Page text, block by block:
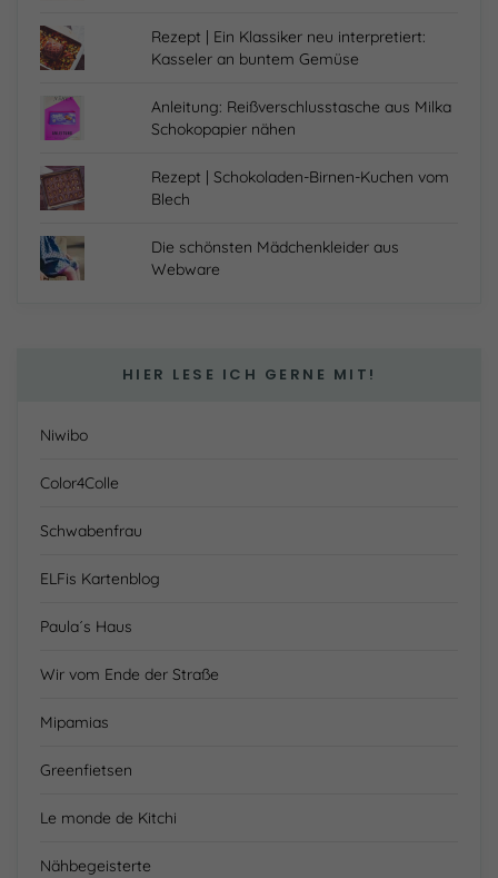
Rezept | Ein Klassiker neu interpretiert:
Kasseler an buntem Gemüse
Anleitung: Reißverschlusstasche aus Milka
Schokopapier nähen
Rezept | Schokoladen-Birnen-Kuchen vom
Blech
Die schönsten Mädchenkleider aus
Webware
HIER LESE ICH GERNE MIT!
Niwibo
Color4Colle
Schwabenfrau
ELFis Kartenblog
Paula´s Haus
Wir vom Ende der Straße
Mipamias
Greenfietsen
Le monde de Kitchi
Nähbegeisterte